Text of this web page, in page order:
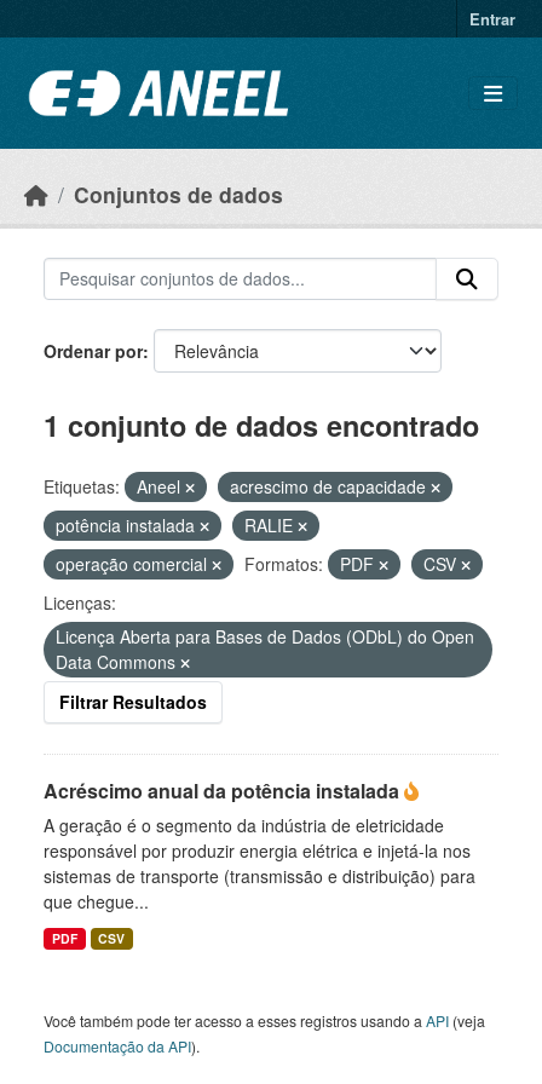
Entrar
Conjuntos de dados
Ordenar por
1 conjunto de dados encontrado
Etiquetas: Aneel
acrescimo de capacidade
potência instalada
RALIE
operação comercial
Formatos: PDF
CSV
Licenças:
Licença Aberta para Bases de Dados (ODbL) do Open
Data Commons
Filtrar Resultados
Acréscimo anual da potência instalada
A geração é o segmento da indústria de eletricidade
responsável por produzir energia elétrica e injetá-la nos
sistemas de transporte (transmissão e distribuição) para
que chegue...
PDF CSV
Você também pode ter acesso a esses registros usando a API (veja
Documentação da API).